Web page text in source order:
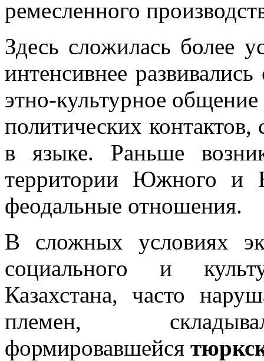
ремесленного
Здесь сложилась более
интенсивнее
этно-культурное
политических контактов,
в языке. Раньше
территории Южного и
феодальные отношения.
В сложных условиях
социального и
Казахстана, часто
племен,
формировавшейся